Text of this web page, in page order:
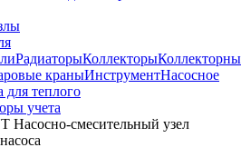
РадиаторыКоллекторы
краныИнструментНасосное
для теплого
учета
Насосно-смесительный узел